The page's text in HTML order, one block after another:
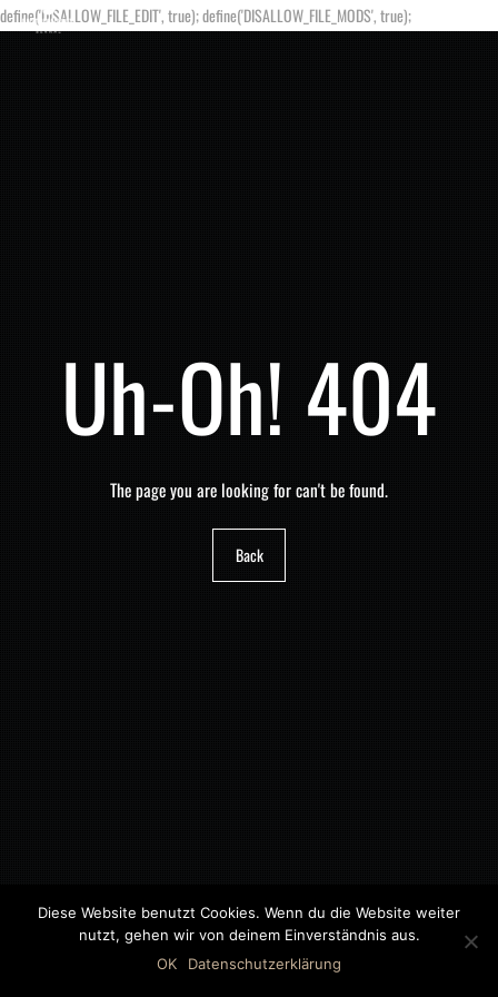
define('DISALLOW_FILE_EDIT', true); define('DISALLOW_FILE_MODS', true);
Uh-Oh! 404
The page you are looking for can't be found.
Back
©2018 MWB – MOTORWAGEN BERNAU GMBH
Diese Website benutzt Cookies. Wenn du die Website weiter
nutzt, gehen wir von deinem Einverständnis aus.
OK
Datenschutzerklärung